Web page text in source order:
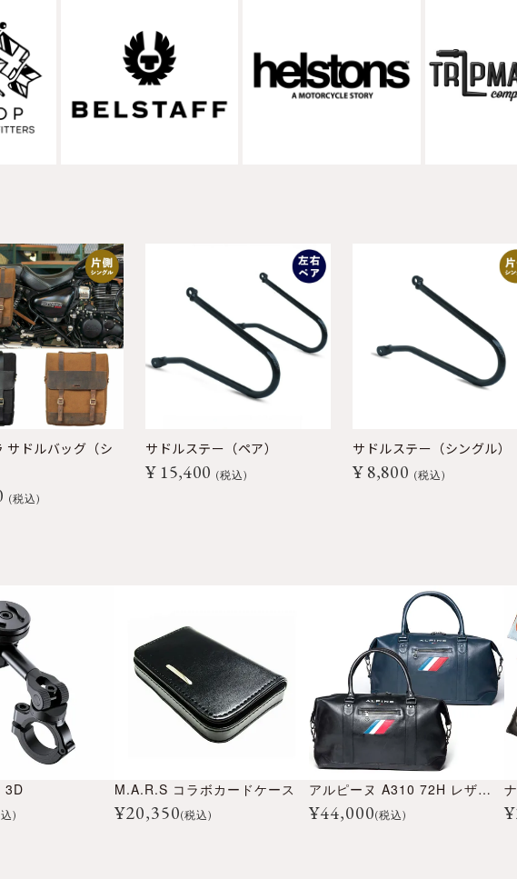
サドルバッグ（シ
税込
サドルステー（ペア）
¥ 15,400 税込
サドルステー（シングル）
¥ 8,800 税込
3D
)
M.A.R.S コラボカードケース
¥20,350(税込)
アルピーヌ A310 72H レザーバッグ
¥44,000(税込) ¥